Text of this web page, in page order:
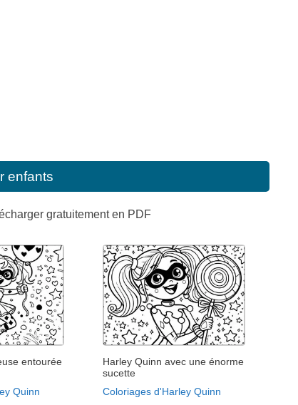
enfants
gratuitement en PDF
entourée
Quinn
Harley Quinn avec une énorme
sucette
Coloriages d'Harley Quinn